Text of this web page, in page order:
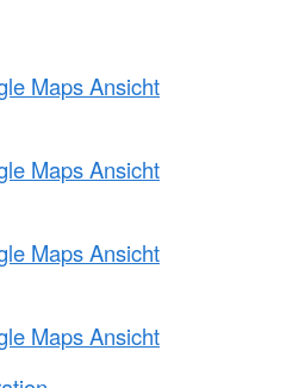
Maps Ansicht
Maps Ansicht
Maps Ansicht
Maps Ansicht